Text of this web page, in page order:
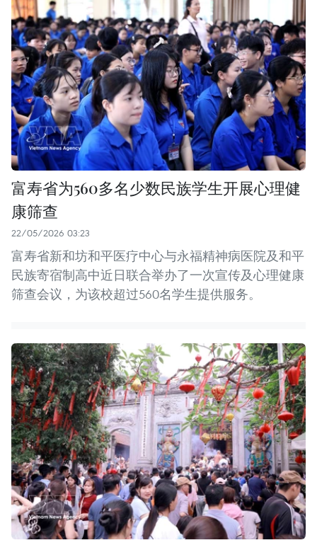
富寿省为560多名少数民族学生开展心理健
康筛查
22/05/2026 03:23
富寿省新和坊和平医疗中心与永福精神病医院及和平
民族寄宿制高中近日联合举办了一次宣传及心理健康
筛查会议，为该校超过560名学生提供服务。